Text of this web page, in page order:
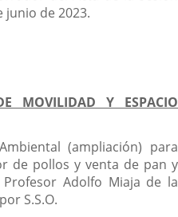
junio de 2023.
MOVILIDAD Y ESPACIO
(ampliación) para
de pollos y venta de pan y
Adolfo Miaja de la
S.S.O.